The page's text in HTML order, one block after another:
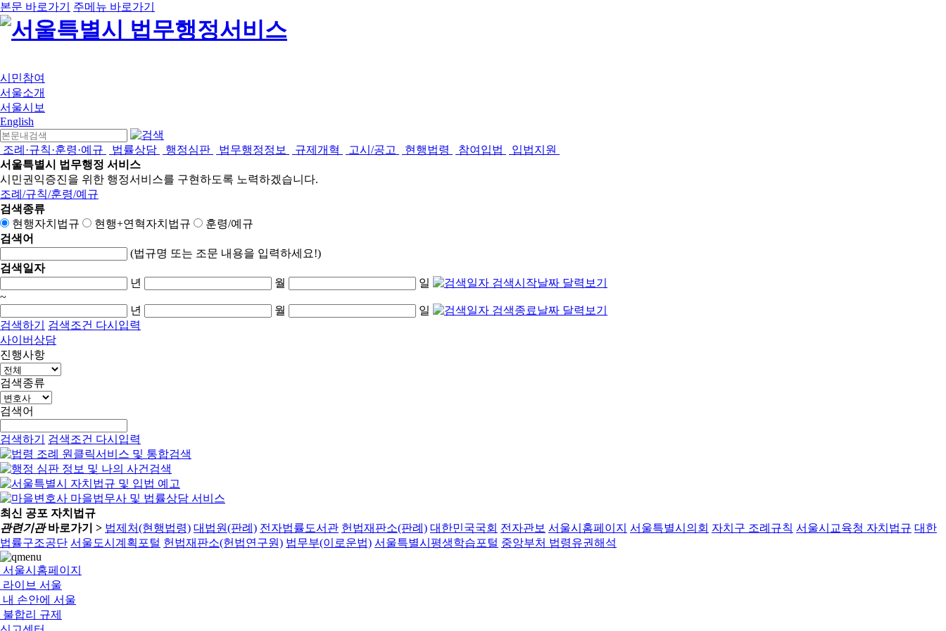
본문 바로가기 주메뉴 바로가기
시민참여
서울소개
서울시보
English
조례·규칙·훈령·예규 법률상담 행정심판 법무행정정보 규제개혁 고시/공고 현행법령 참여입법
입법지원
서울특별시 법무행정 서비스
시민권익증진을 위한 행정서비스를 구현하도록 노력하겠습니다.
조례/규칙/훈령/예규
검색종류
현행자치법규
현행+연혁자치법규
훈령/예규
검색어
(법규명 또는 조문 내용을 입력하세요!)
검색일자
년
월
일
~
년
월
일
검색하기
검색조건 다시입력
사이버상담
진행사항
검색종류
검색어
검색하기 검색조건 다시입력
최신 공포 자치법규
관련기관바로가기 > 법제처(현행법령) 대법원(판례) 전자법률도서관 헌법재판소(판례) 대한민국국회 전자관보 서울시홈페이지 서울특별시의회 자치구 조례규칙 서울시교육청 자치법규 대한
법률구조공단 서울도시계획포털 헌법재판소(헌법연구원) 법무부(이로운법) 서울특별시평생학습포털 중앙부처 법령유권해석
서울시홈페이지
라이브 서울
내 손안에 서울
불합리 규제